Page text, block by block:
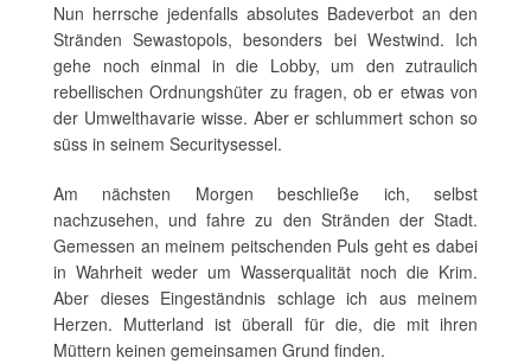
Nun herrsche jedenfalls absolutes Badeverbot an den
Stränden Sewastopols, besonders bei Westwind. Ich
gehe noch einmal in die Lobby, um den zutraulich
rebellischen Ordnungshüter zu fragen, ob er etwas von
der Umwelthavarie wisse. Aber er schlummert schon so
süss in seinem Securitysessel.
Am nächsten Morgen beschließe ich, selbst
nachzusehen, und fahre zu den Stränden der Stadt.
Gemessen an meinem peitschenden Puls geht es dabei
in Wahrheit weder um Wasserqualität noch die Krim.
Aber dieses Eingeständnis schlage ich aus meinem
Herzen. Mutterland ist überall für die, die mit ihren
Müttern keinen gemeinsamen Grund finden.